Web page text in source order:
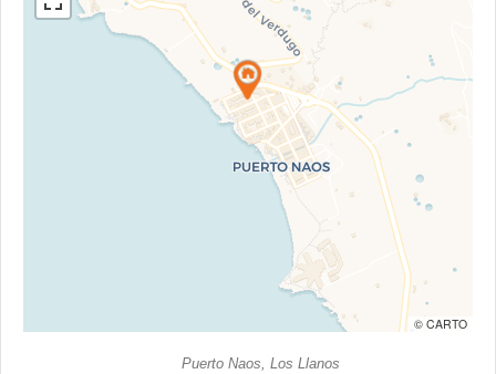
© CARTO
Puerto Naos, Los Llanos